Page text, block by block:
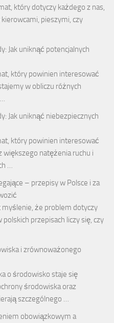
który dotyczy każdego z nas,
pieszymi, czy
Jak uniknąć potencjalnych
który powinien interesować
w obliczu różnych
Jak uniknąć niebezpiecznych
który powinien interesować
większego natężenia ruchu i
…
– przepisy w Polsce i za
że problem dotyczy
przepisach liczy się, czy
i zrównoważonego
o środowisko staje się
środowiska oraz
szczególnego …
obowiązkowym a